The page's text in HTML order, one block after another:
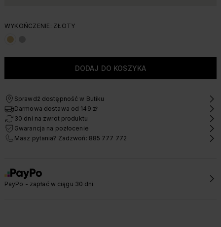
WYKOŃCZENIE: ZŁOTY
Sprawdź dostępność w Butiku
Darmowa dostawa od 149 zł
30 dni na zwrot produktu
Gwarancja na pozłocenie
Masz pytania? Zadzwoń: 885 777 772
PayPo - zapłać w ciągu 30 dni